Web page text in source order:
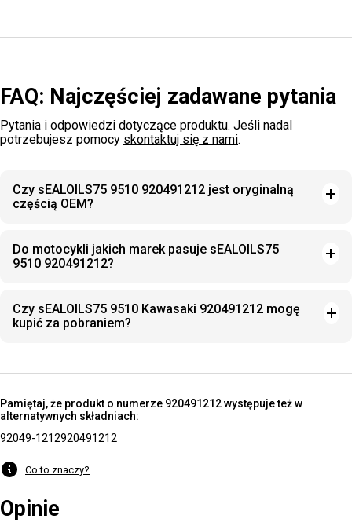
FAQ: Najczęściej zadawane pytania
Pytania i odpowiedzi dotyczące produktu. Jeśli nadal
potrzebujesz pomocy skontaktuj się z nami.
Czy sEALOILS75 9510 920491212 jest oryginalną
częścią OEM?
Do motocykli jakich marek pasuje sEALOILS75
9510 920491212?
Czy sEALOILS75 9510 Kawasaki 920491212 mogę
kupić za pobraniem?
Pamiętaj, że produkt o numerze 920491212 występuje też w
alternatywnych składniach:
92049-1212920491212
Co to znaczy?
Opinie